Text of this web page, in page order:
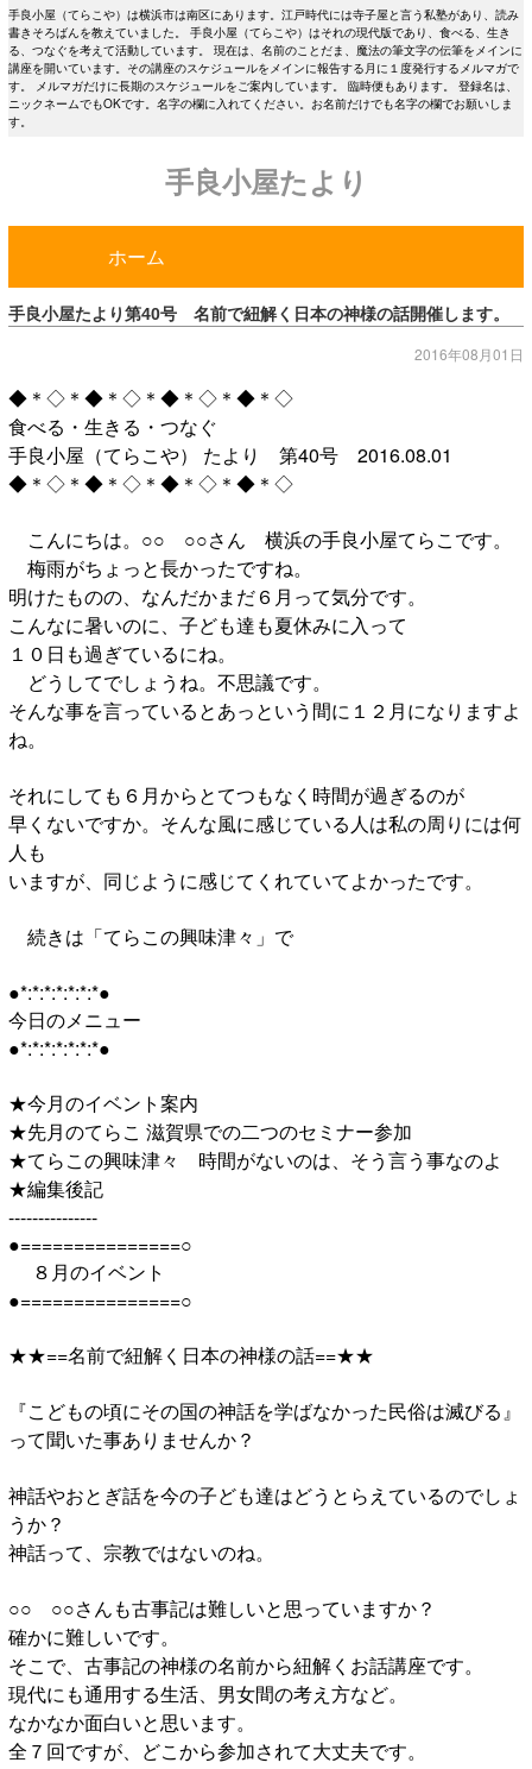
手良小屋（てらこや）は横浜市は南区にあります。江戸時代には寺子屋と言う私塾があり、読み
書きそろばんを教えていました。 手良小屋（てらこや）はそれの現代版であり、食べる、生き
る、つなぐを考えて活動しています。 現在は、名前のことだま、魔法の筆文字の伝筆をメインに
講座を開いています。その講座のスケジュールをメインに報告する月に１度発行するメルマガで
す。 メルマガだけに長期のスケジュールをご案内しています。 臨時便もあります。 登録名は、
ニックネームでもOKです。名字の欄に入れてください。お名前だけでも名字の欄でお願いしま
す。
手良小屋たより
ホーム
手良小屋たより第40号 名前で紐解く日本の神様の話開催します。
2016年08月01日
◆＊◇＊◆＊◇＊◆＊◇＊◆＊◇
食べる・生きる・つなぐ
手良小屋（てらこや） たより 第40号 2016.08.01
◆＊◇＊◆＊◇＊◆＊◇＊◆＊◇
こんにちは。○○ ○○さん 横浜の手良小屋てらこです。
梅雨がちょっと長かったですね。
明けたものの、なんだかまだ６月って気分です。
こんなに暑いのに、子ども達も夏休みに入って
１０日も過ぎているにね。
どうしてでしょうね。不思議です。
そんな事を言っているとあっという間に１２月になりますよ
ね。
それにしても６月からとてつもなく時間が過ぎるのが
早くないですか。そんな風に感じている人は私の周りには何
人も
いますが、同じように感じてくれていてよかったです。
続きは「てらこの興味津々」で
●*:*:*:*:*:*:*●
今日のメニュー
●*:*:*:*:*:*:*●
★今月のイベント案内
★先月のてらこ 滋賀県での二つのセミナー参加
★てらこの興味津々 時間がないのは、そう言う事なのよ
★編集後記
---------------
●===============○
８月のイベント
●===============○
★★==名前で紐解く日本の神様の話==★★
『こどもの頃にその国の神話を学ばなかった民俗は滅びる』
って聞いた事ありませんか？
神話やおとぎ話を今の子ども達はどうとらえているのでしょ
うか？
神話って、宗教ではないのね。
○○ ○○さんも古事記は難しいと思っていますか？
確かに難しいです。
そこで、古事記の神様の名前から紐解くお話講座です。
現代にも通用する生活、男女間の考え方など。
なかなか面白いと思います。
全７回ですが、どこから参加されて大丈夫です。